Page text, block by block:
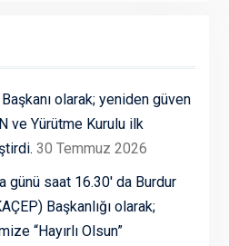
olarak; yeniden güven
ve Yürütme Kurulu ilk
30 Temmuz 2026
günü saat 16.30′ da Burdur
Başkanlığı olarak;
“Hayırlı Olsun”